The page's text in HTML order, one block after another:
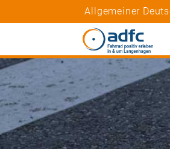
Allgemeiner